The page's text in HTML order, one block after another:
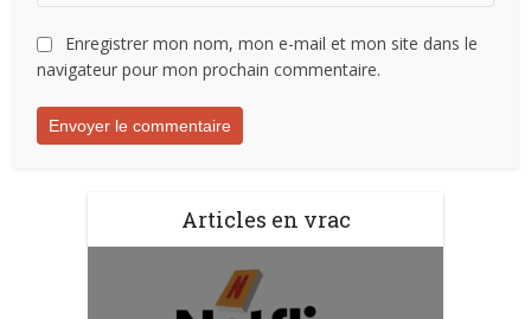
Enregistrer mon nom, mon e-mail et mon site dans le
navigateur pour mon prochain commentaire.
Articles en vrac